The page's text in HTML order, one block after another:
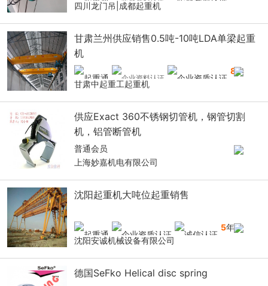
四川龙门吊|成都起重机
甘肃兰州供应销售0.5吨-10吨LDA单梁起重
机
8年
甘肃中起重工起重机
供应Exact 360不锈钢切管机，钢管切割
机，铝管断管机
普通会员
上海妙嘉机电有限公司
沈阳起重机大吨位起重销售
5年
沈阳安诚机械设备有限公司
德国SeFko Helical disc spring